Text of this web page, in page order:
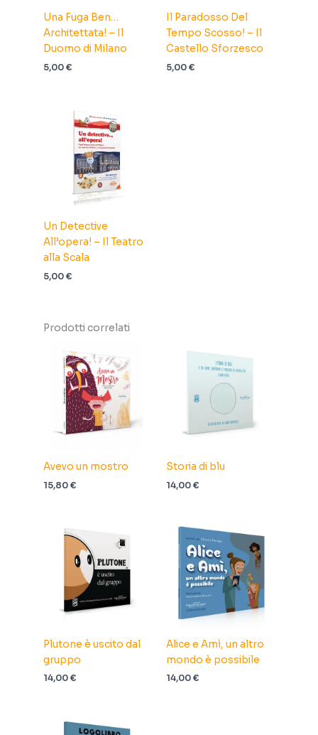
Una Fuga Ben…
Architettata! – Il
Duomo di Milano
5,00€
Il Paradosso Del
Tempo Scosso! – Il
Castello Sforzesco
5,00€
Un Detective
All’opera! – Il Teatro
alla Scala
5,00€
Prodotti correlati
Avevo un mostro
15,80€
Storia di blu
14,00€
Plutone è uscito dal
gruppo
14,00€
Alice e Amì, un altro
mondo è possibile
14,00€